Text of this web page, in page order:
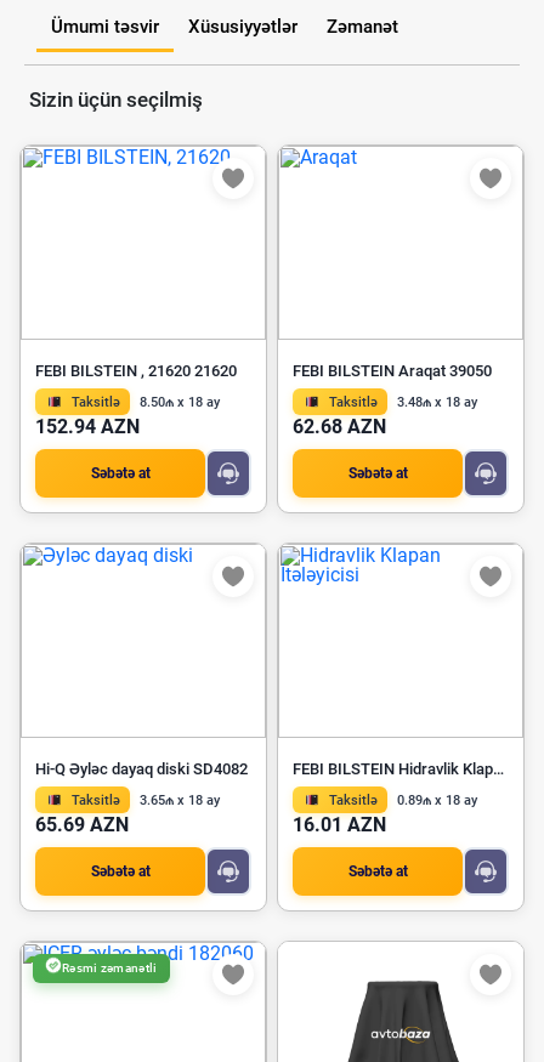
Ümumi təsvir Xüsusiyyətlər Zəmanət
Sizin üçün seçilmiş
FEBI BILSTEIN , 21620 21620
Taksitlə 8.50₼ x 18 ay
152.94 AZN
Səbətə at
FEBI BILSTEIN Araqat 39050
Taksitlə 3.48₼ x 18 ay
62.68 AZN
Səbətə at
Hi-Q Əyləc dayaq diski SD4082
Taksitlə 3.65₼ x 18 ay
65.69 AZN
Səbətə at
FEBI BILSTEIN Hidravlik Klapan İtələyicisi 14737
Taksitlə 0.89₼ x 18 ay
16.01 AZN
Səbətə at
Rəsmi zəmanətli